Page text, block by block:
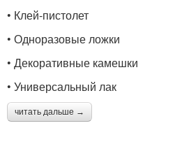
• Клей-пистолет
• Одноразовые ложки
• Декоративные камешки
• Универсальный лак
читать дальше →